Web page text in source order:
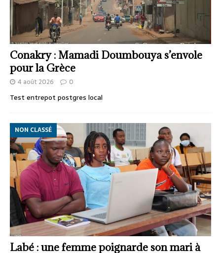
Conakry : Mamadi Doumbouya s’envole
pour la Grèce
4 août 2026 0
Test entrepot postgres local
Labé : une femme poignarde son mari à
NON CLASSÉ